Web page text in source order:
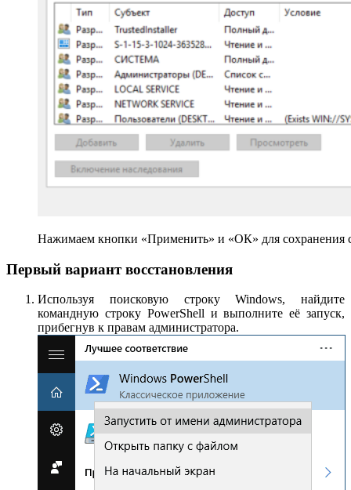
Нажимаем кнопки «Применить» и «ОК» для сохранения
Первый вариант восстановления
Используя поисковую строку Windows, найдите
командную строку PowerShell и выполните её запуск,
прибегнув к правам администратора.